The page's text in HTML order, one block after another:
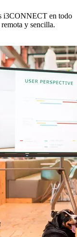
i3CONNECT en todo
y sencilla.